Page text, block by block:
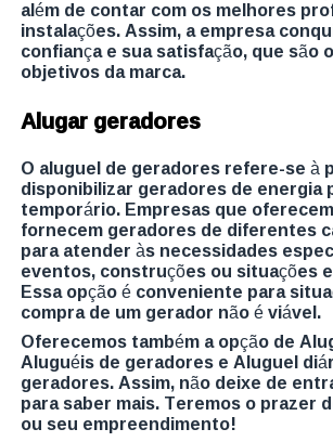
além de contar com os melhores
instalações. Assim, a empresa
confiança e sua satisfação, que são
objetivos da marca.
Alugar geradores
O aluguel de geradores refere-se à
disponibilizar geradores de energia
temporário. Empresas que
fornecem geradores de diferentes
para atender às necessidades
eventos, construções ou situações
Essa opção é conveniente para
compra de um gerador não é viável.
Oferecemos também a opção de
Aluguéis de geradores e Aluguel
geradores. Assim, não deixe de
para saber mais. Teremos o prazer
ou seu empreendimento!